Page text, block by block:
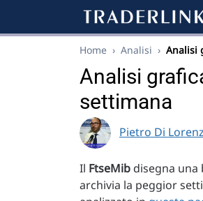
Home › Analisi › Analisi
Analisi
settimana
Pietro Di
Il FtseMib disegna una
archivia la peggior